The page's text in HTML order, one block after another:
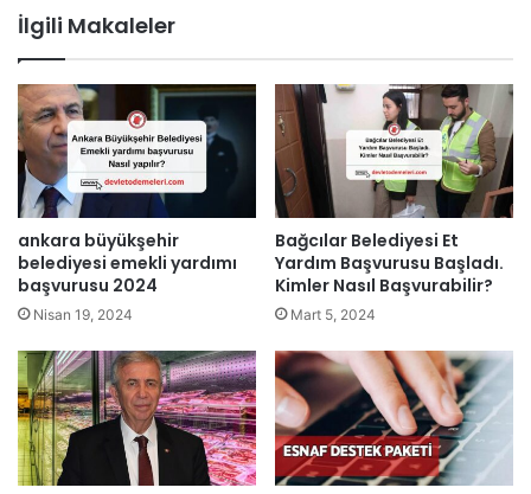
İlgili Makaleler
ankara büyükşehir
belediyesi emekli yardımı
başvurusu 2024
Nisan 19, 2024
Bağcılar Belediyesi Et
Yardım Başvurusu Başladı.
Kimler Nasıl Başvurabilir?
Mart 5, 2024